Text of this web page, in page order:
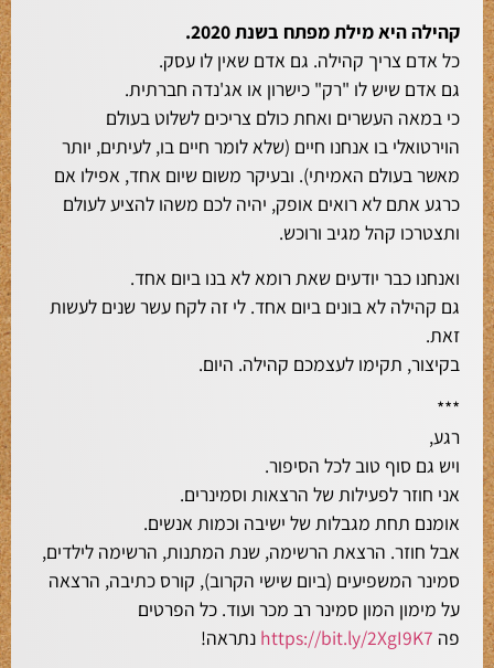
קהילה היא מילת מפתח בשנת 2020.
כל אדם צריך קהילה. גם אדם שאין לו עסק.
גם אדם שיש לו "רק" כישרון או אג'נדה חברתית.
כי במאה העשרים ואחת כולם צריכים לשלוט בעולם
הוירטואלי בו אנחנו חיים (שלא לומר חיים בו, לעיתים, יותר
מאשר בעולם האמיתי). ובעיקר משום שיום אחד, אפילו אם
כרגע אתם לא רואים אופק, יהיה לכם משהו להציע לעולם
ותצטרכו קהל מגיב ורוכש.
ואנחנו כבר יודעים שאת רומא לא בנו ביום אחד.
גם קהילה לא בונים ביום אחד. לי זה לקח עשר שנים לעשות
זאת.
בקיצור, תקימו לעצמכם קהילה. היום.
***
רגע,
ויש גם סוף טוב לכל הסיפור.
אני חוזר לפעילות של הרצאות וסמינרים.
אומנם תחת מגבלות של ישיבה וכמות אנשים.
אבל חוזר. הרצאת הרשימה, שנת המתנות, הרשימה לילדים,
סמינר המשפיעים (ביום שישי הקרוב), קורס כתיבה, הרצאה
על מימון המון סמינר רב מכר ועוד. כל הפרטים
פה https://bit.ly/2XgI9K7 נתראה!